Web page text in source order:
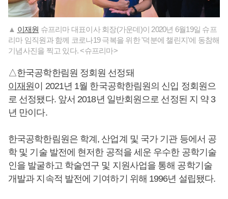
▲ 이재원 슈프리마 대표이사 회장(가운데)이 2020년 6월19일 슈프
리마 임직원과 함께 코로나19 극복을 위한 '덕분에 챌린지'에 동참해
기념사진을 찍고 있다. <슈프리마>
△한국공학한림원 정회원 선정돼
이재원이 2021년 1월 한국공학한림원의 신입 정회원으
로 선정됐다. 앞서 2018년 일반회원으로 선정된 지 약 3
년 만이다.
한국공학한림원은 학계, 산업계 및 국가 기관 등에서 공
학 및 기술 발전에 현저한 공적을 세운 우수한 공학기술
인을 발굴하고 학술연구 및 지원사업을 통해 공학기술
개발과 지속적 발전에 기여하기 위해 1996년 설립됐다.